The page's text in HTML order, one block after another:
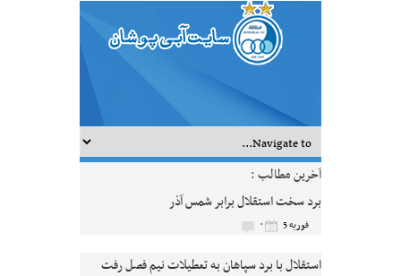
آخرین مطالب :
برد سخت استقلال برابر شمس آذر
فوریه 5 ۰
استقلال با برد سپاهان به تعطیلات نیم فصل رفت